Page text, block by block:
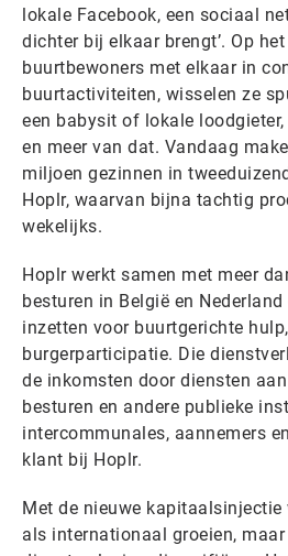
lokale Facebook, een sociaal
dichter bij elkaar brengt’. Op
buurtbewoners met elkaar in
buurtactiviteiten, wisselen ze
een babysit of lokale
en meer van dat. Vandaag
miljoen gezinnen in
Hoplr, waarvan bijna tachtig
wekelijks.
Hoplr werkt samen met meer
besturen in België en
inzetten voor buurtgerichte
burgerparticipatie. Die
de inkomsten door diensten
besturen en andere publieke
intercommunales, aannemers
klant bij Hoplr.
Met de nieuwe
als internationaal groeien, maar